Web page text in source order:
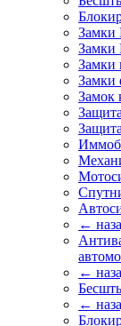
Замки
Замки
Замки
Замки
Замок
←
←
←